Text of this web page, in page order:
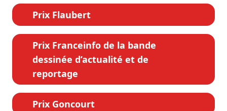
Prix Flaubert
Prix Franceinfo de la bande
dessinée d’actualité et de
reportage
Prix Goncourt